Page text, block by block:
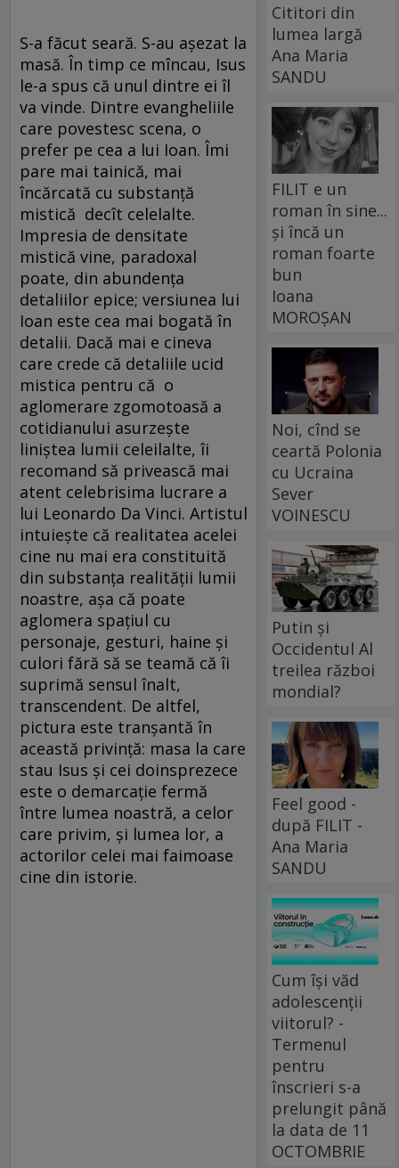
S-a făcut seară. S-au așezat la
masă. În timp ce mîncau, Isus
le-a spus că unul dintre ei îl
va vinde. Dintre evangheliile
care povestesc scena, o
prefer pe cea a lui Ioan. Îmi
pare mai tainică, mai
încărcată cu substanță
mistică decît celelalte.
Impresia de densitate
mistică vine, paradoxal
poate, din abundența
detaliilor epice; versiunea lui
Ioan este cea mai bogată în
detalii. Dacă mai e cineva
care crede că detaliile ucid
mistica pentru că o
aglomerare zgomotoasă a
cotidianului asurzește
liniștea lumii celeilalte, îi
recomand să privească mai
atent celebrisima lucrare a
lui Leonardo Da Vinci. Artistul
intuiește că realitatea acelei
cine nu mai era constituită
din substanța realității lumii
noastre, așa că poate
aglomera spațiul cu
personaje, gesturi, haine și
culori fără să se teamă că îi
suprimă sensul înalt,
transcendent. De altfel,
pictura este tranșantă în
această privință: masa la care
stau Isus și cei doinsprezece
este o demarcație fermă
între lumea noastră, a celor
care privim, și lumea lor, a
actorilor celei mai faimoase
cine din istorie.
Cititori din
lumea largă
Ana Maria
SANDU
FILIT e un
roman în sine...
și încă un
roman foarte
bun
Ioana
MOROȘAN
Noi, cînd se
ceartă Polonia
cu Ucraina
Sever
VOINESCU
Putin și
Occidentul Al
treilea război
mondial?
Feel good -
după FILIT -
Ana Maria
SANDU
Cum își văd
adolescenții
viitorul? -
Termenul
pentru
înscrieri s-a
prelungit până
la data de 11
OCTOMBRIE